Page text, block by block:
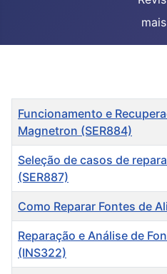
Título
Funcionamento e
Magnetron (SER884)
Seleção de casos de
(SER887)
Como Reparar Fontes de
Reparação e Análise de
(INS322)